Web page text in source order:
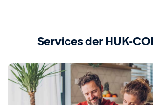
Services der HUK-